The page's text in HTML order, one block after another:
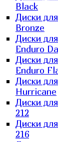
Black
Диски
Bronze
Диски
Enduro
Диски
Enduro
Диски
Hurricane
Диски
212
Диски
216